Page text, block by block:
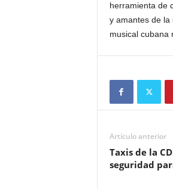
herramienta de
y amantes de la
musical cubana
Artículo anterior
Taxis de la
seguridad